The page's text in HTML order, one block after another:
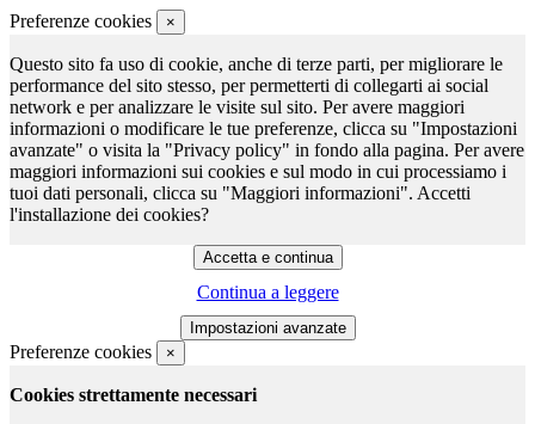
Preferenze cookies ×
Questo sito fa uso di cookie, anche di terze parti, per migliorare le
performance del sito stesso, per permetterti di collegarti ai social
network e per analizzare le visite sul sito. Per avere maggiori
informazioni o modificare le tue preferenze, clicca su "Impostazioni
avanzate" o visita la "Privacy policy" in fondo alla pagina. Per avere
maggiori informazioni sui cookies e sul modo in cui processiamo i
tuoi dati personali, clicca su "Maggiori informazioni". Accetti
l'installazione dei cookies?
Continua a leggere
Preferenze cookies ×
Cookies strettamente necessari